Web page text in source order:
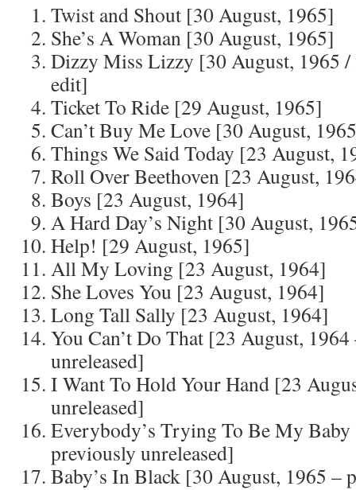
Twist and Shout [30 August, 1965]
She’s A Woman [30 August, 1965]
Dizzy Miss Lizzy [30 August, 1965 /
edit]
Ticket To Ride [29 August, 1965]
Can’t Buy Me Love [30 August,
Things We Said Today [23 August,
Roll Over Beethoven [23 August,
Boys [23 August, 1964]
A Hard Day’s Night [30 August,
Help! [29 August, 1965]
All My Loving [23 August, 1964]
She Loves You [23 August, 1964]
Long Tall Sally [23 August, 1964]
You Can’t Do That [23 August,
unreleased]
I Want To Hold Your Hand [23
unreleased]
Everybody’s Trying To Be My
previously unreleased]
Baby’s In Black [30 August, 1965 –